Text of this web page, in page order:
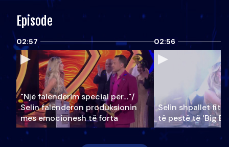
Episode
02:57
"Një falenderim special për…"/
Selin falënderon produksionin
mes emocionesh të forta
02:56
Selin shpallet
të pestë të ‘Big